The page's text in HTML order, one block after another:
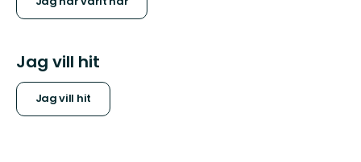
Jag vill hit
Jag vill hit